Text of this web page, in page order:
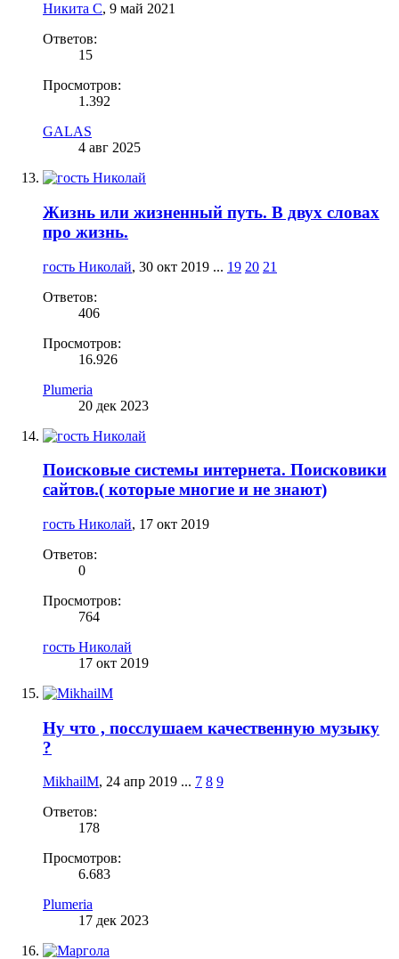
Никита С, 9 май 2021
Ответов:
15
Просмотров:
1.392
GALAS
4 авг 2025
Жизнь или жизненный путь. В двух словах
про жизнь.
гость Николай, 30 окт 2019 ... 19 20 21
Ответов:
406
Просмотров:
16.926
Plumeria
20 дек 2023
Поисковые системы интернета. Поисковики
сайтов.( которые многие и не знают)
гость Николай, 17 окт 2019
Ответов:
0
Просмотров:
764
гость Николай
17 окт 2019
Ну что , посслушаем качественную музыку
?
MikhailM, 24 апр 2019 ... 7 8 9
Ответов:
178
Просмотров:
6.683
Plumeria
17 дек 2023